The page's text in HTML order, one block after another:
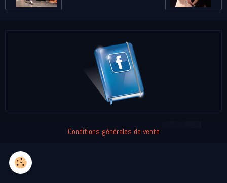
Conditions générales de vente